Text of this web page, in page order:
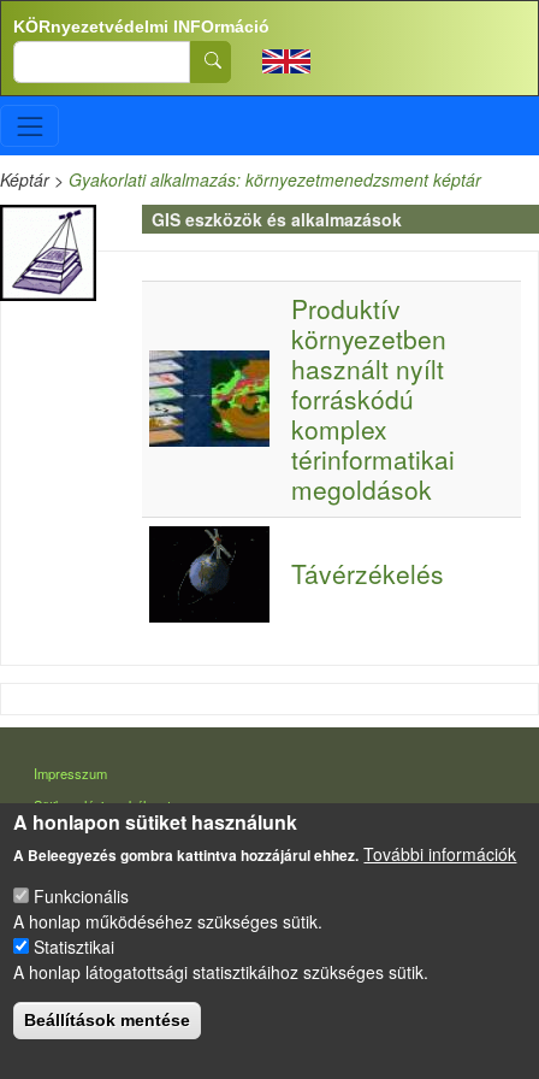
Ugrás a tartalomra
KÖRnyezetvédelmi INFOrmáció
Search
Képtár> Gyakorlati alkalmazás: környezetmenedzsment képtár
GIS eszközök és alkalmazások
Produktív
környezetben
használt nyílt
forráskódú
komplex
térinformatikai
megoldások
Távérzékelés
LÁBLÉC
Impresszum
Sütikezelési szabályzat
Drupal alapú webhely
A honlapon sütiket használunk
A Beleegyezés gombra kattintva hozzájárul ehhez. További információk
Funkcionális
A honlap működéséhez szükséges sütik.
Statisztikai
A honlap látogatottsági statisztikáihoz szükséges sütik.
Beállítások mentése